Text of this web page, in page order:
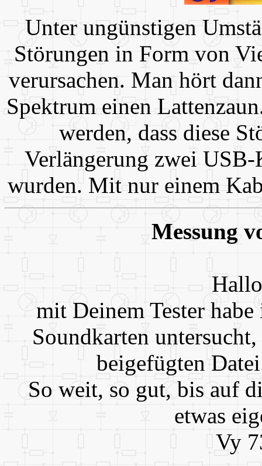
Unter ungünstigen
Störungen in Form von
verursachen. Man hört
Spektrum einen
werden, dass diese
Verlängerung zwei
wurden. Mit nur einem
Messung
mit Deinem Tester
Soundkarten
beigefügten
So weit, so gut, bis auf
etwas
Vy